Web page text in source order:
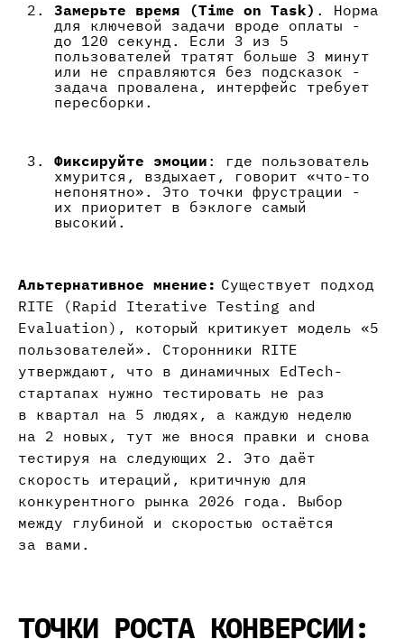
Замерьте время (Time on Task) . Норма
для ключевой задачи вроде оплаты -
до 120 секунд. Если 3 из 5
пользователей тратят больше 3 минут
или не справляются без подсказок -
задача провалена, интерфейс требует
пересборки.
Фиксируйте эмоции : где пользователь
хмурится, вздыхает, говорит «что-то
непонятно». Это точки фрустрации -
их приоритет в бэклоге самый
высокий.
Альтернативное мнение: Существует подход
RITE (Rapid Iterative Testing and
Evaluation), который критикует модель «5
пользователей». Сторонники RITE
утверждают, что в динамичных EdTech-
стартапах нужно тестировать не раз
в квартал на 5 людях, а каждую неделю
на 2 новых, тут же внося правки и снова
тестируя на следующих 2. Это даёт
скорость итераций, критичную для
конкурентного рынка 2026 года. Выбор
между глубиной и скоростью остаётся
за вами.
ТОЧКИ РОСТА КОНВЕРСИИ: